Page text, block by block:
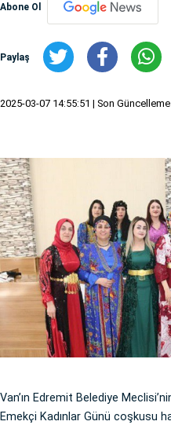
Abone Ol
Paylaş
2025-03-07 14:55:51 | Son
Van’ın Edremit Belediye
Emekçi Kadınlar Günü coşkusu